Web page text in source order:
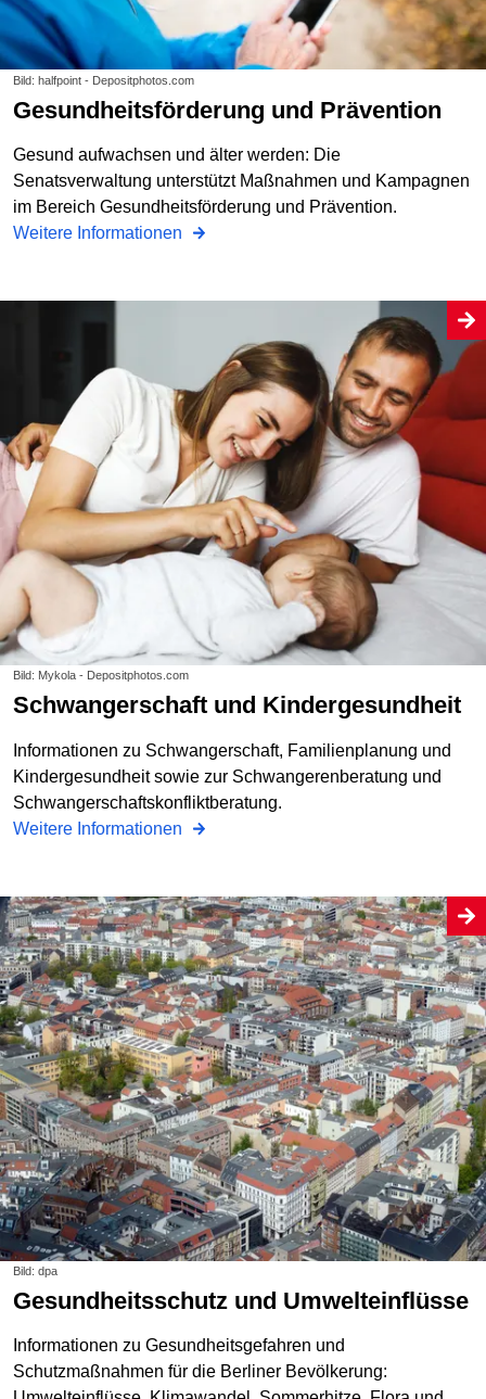
Bild: halfpoint - Depositphotos.com
Gesundheitsförderung und Prävention
Gesund aufwachsen und älter werden: Die
Senatsverwaltung unterstützt Maßnahmen und Kampagnen
im Bereich Gesundheitsförderung und Prävention.
Weitere Informationen
Bild: Mykola - Depositphotos.com
Schwangerschaft und Kindergesundheit
Informationen zu Schwangerschaft, Familienplanung und
Kindergesundheit sowie zur Schwangerenberatung und
Schwangerschaftskonfliktberatung.
Weitere Informationen
Bild: dpa
Gesundheitsschutz und Umwelteinflüsse
Informationen zu Gesundheitsgefahren und
Schutzmaßnahmen für die Berliner Bevölkerung: